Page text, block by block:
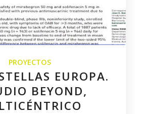
PROYECTOS
EUROPA.
BEYOND,